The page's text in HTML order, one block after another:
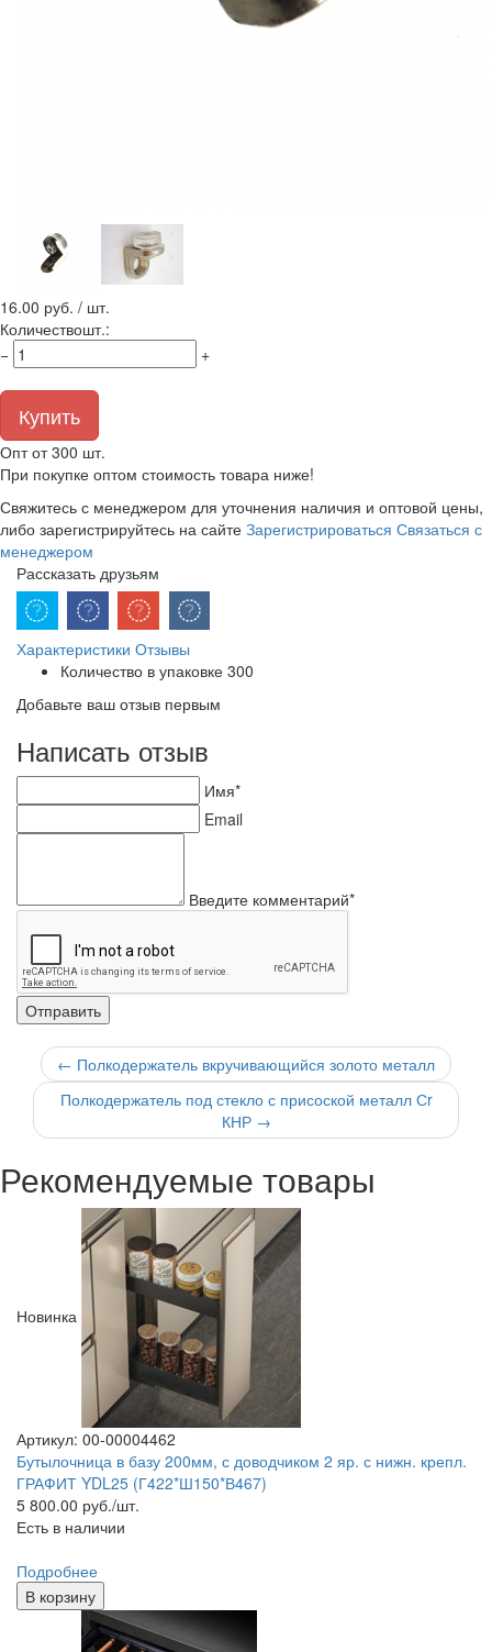
16.00 руб. / шт.
Количествошт.:
−
+
Купить
Опт от 300 шт.
При покупке оптом стоимость товара ниже!
Свяжитесь с менеджером для уточнения наличия и оптовой цены,
либо зарегистрируйтесь на сайте Зарегистрироваться Связаться с
менеджером
Рассказать друзьям
Характеристики Отзывы
Количество в упаковке 300
Добавьте ваш отзыв первым
Написать отзыв
Имя*
Email
Введите комментарий*
← Полкодержатель вкручивающийся золото металл
Полкодержатель под стекло с присоской металл Сr
КНР→
Рекомендуемые товары
Новинка
Артикул: 00-00004462
Бутылочница в базу 200мм, с доводчиком 2 яр. с нижн. крепл.
ГРАФИТ YDL25 (Г422*Ш150*В467)
5 800.00 руб./шт.
Есть в наличии
Подробнее
В корзину